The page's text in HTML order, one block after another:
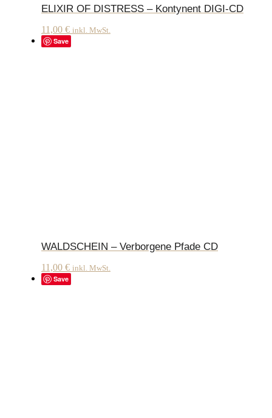
ELIXIR OF DISTRESS – Kontynent DIGI-CD
11,00 € inkl. MwSt.
Save
WALDSCHEIN – Verborgene Pfade CD
11,00 € inkl. MwSt.
Save